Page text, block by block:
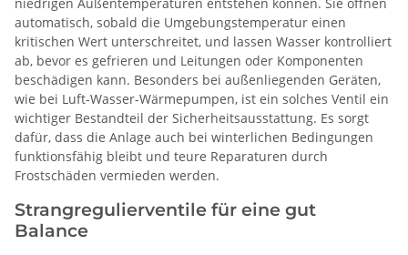
automatisch, sobald die Umgebungstemperatur einen
kritischen Wert unterschreitet, und lassen Wasser kontrolliert
ab, bevor es gefrieren und Leitungen oder Komponenten
beschädigen kann. Besonders bei außenliegenden Geräten,
wie bei Luft-Wasser-Wärmepumpen, ist ein solches Ventil ein
wichtiger Bestandteil der Sicherheitsausstattung. Es sorgt
dafür, dass die Anlage auch bei winterlichen Bedingungen
funktionsfähig bleibt und teure Reparaturen durch
Frostschäden vermieden werden.
Strangregulierventile für eine gut
Balance